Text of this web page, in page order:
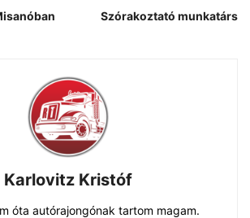
Szórakoztató munkatárs
Karlovitz Kristóf
óta autórajongónak tartom magam.